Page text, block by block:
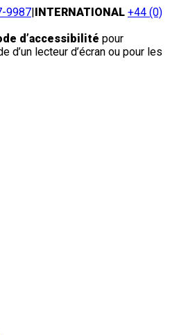
9987|INTERNATIONAL +44 (0)
d’accessibilité pour
d’un lecteur d’écran ou pour les